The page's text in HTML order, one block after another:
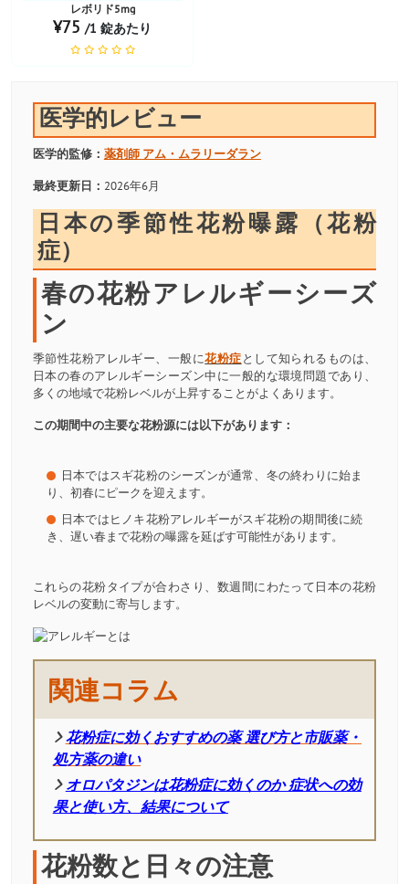
レボリド5mg
¥75 /1 錠あたり
医学的レビュー
医学的監修： 薬剤師 アム・ムラリーダラン
最終更新日： 2026年6月
日本の季節性花粉曝露（花粉
症）
春の花粉アレルギーシーズ
ン
季節性花粉アレルギー、一般に花粉症として知られるものは、
日本の春のアレルギーシーズン中に一般的な環境問題であり、
多くの地域で花粉レベルが上昇することがよくあります。
この期間中の主要な花粉源には以下があります：
日本ではスギ花粉のシーズンが通常、冬の終わりに始ま
り、初春にピークを迎えます。
日本ではヒノキ花粉アレルギーがスギ花粉の期間後に続
き、遅い春まで花粉の曝露を延ばす可能性があります。
これらの花粉タイプが合わさり、数週間にわたって日本の花粉
レベルの変動に寄与します。
関連コラム
花粉症に効くおすすめの薬 選び方と市販薬・
処方薬の違い
オロパタジンは花粉症に効くのか 症状への効
果と使い方、結果について
花粉数と日々の注意